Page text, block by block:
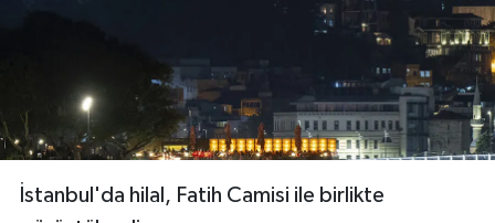
İstanbul'da hilal, Fatih Camisi ile birlikte
Samsun Müftülüğü
Siirt Müftülüğü